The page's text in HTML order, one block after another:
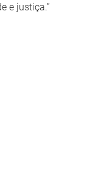
e justiça.”